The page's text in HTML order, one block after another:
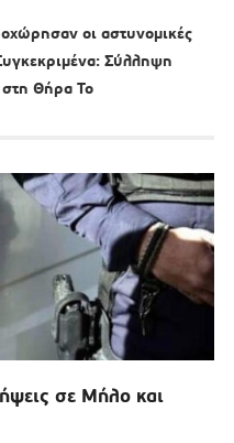
οι αστυνομικές
Σύλληψη
Θήρα Το
σε Μήλο και